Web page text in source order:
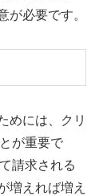
が必要です。
めには、クリ
が重要で
請求される
増えれば増え